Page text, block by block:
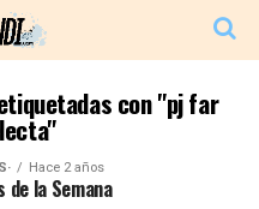
con "pj far
Hace 2 años
de la Semana